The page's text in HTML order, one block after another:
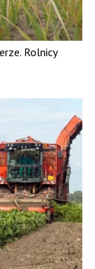
Rolnicy